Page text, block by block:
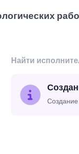
Найти
Создание